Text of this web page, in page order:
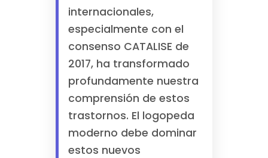
internacionales,
especialmente con el
consenso CATALISE de
2017, ha transformado
profundamente nuestra
comprensión de estos
trastornos. El logopeda
moderno debe dominar
estos nuevos